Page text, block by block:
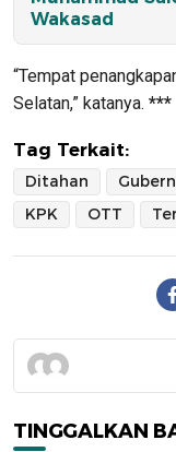
Wakasad
“Tempat
Selatan,” katanya. ***
Tag Terkait:
Ditahan
KPK
OTT
TINGGALKAN